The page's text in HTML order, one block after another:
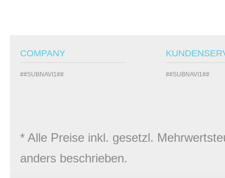
COMPANY
##SUBNAVI1## ##SUBNAVI1##
* Alle Preise inkl. gesetzl.
anders beschrieben.